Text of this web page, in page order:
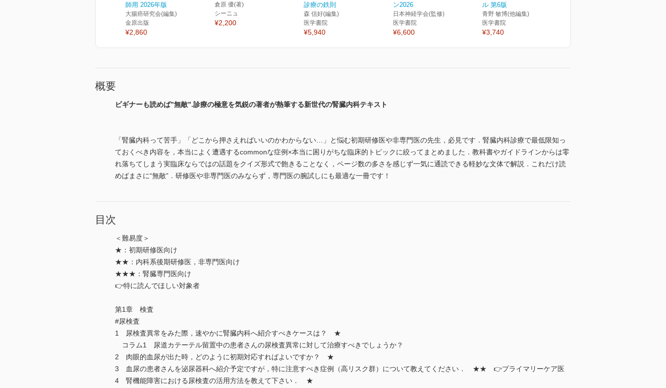
師用 2026年版
大腸癌研究会(編集)
金原出版
¥2,860
倉原 優(著)
シーニュ
¥2,200
診療の鉄則
森 信好(編集)
医学書院
¥5,940
ン2026
日本神経学会(監修)
医学書院
¥6,600
ル 第6版
青野 敏博(他編集)
医学書院
¥3,740
概要
ビギナーも読めば”無敵”.診療の極意を気鋭の著者が熱筆する新世代の腎臓内科テキスト
「腎臓内科って苦手」「どこから押さえればいいのかわからない…」と悩む初期研修医や非専門医の先生，必見です．腎臓内科診療で最低限知っ
ておくべき内容を，本当によく遭遇するcommonな症例×本当に困りがちな臨床的トピックに絞ってまとめました．教科書やガイドラインからは零
れ落ちてしまう実臨床ならではの話題をクイズ形式で飽きることなく，ページ数の多さを感じず一気に通読できる軽妙な文体で解説．これだけ読
めばまさに“無敵”．研修医や非専門医のみならず，専門医の腕試しにも最適な一冊です！
目次
＜難易度＞
★：初期研修医向け
★★：内科系後期研修医，非専門医向け
★★★：腎臓専門医向け
👉特に読んでほしい対象者
第1章 検査
#尿検査
1 尿検査異常をみた際，速やかに腎臓内科へ紹介すべきケースは？ ★
コラム1 尿道カテーテル留置中の患者さんの尿検査異常に対して治療すべきでしょうか？
2 肉眼的血尿が出た時，どのように初期対応すればよいですか？ ★
3 血尿の患者さんを泌尿器科へ紹介予定ですが，特に注意すべき症例（高リスク群）について教えてください． ★★ 👉プライマリーケア医
4 腎機能障害における尿検査の活用方法を教えて下さい． ★